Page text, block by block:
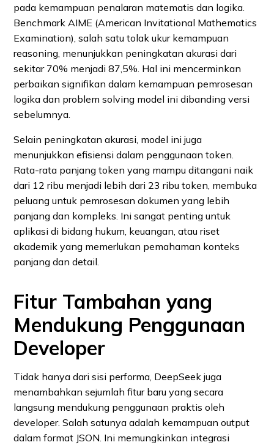
pada kemampuan penalaran matematis dan logika.
Benchmark AIME (American Invitational Mathematics
Examination), salah satu tolak ukur kemampuan
reasoning, menunjukkan peningkatan akurasi dari
sekitar 70% menjadi 87,5%. Hal ini mencerminkan
perbaikan signifikan dalam kemampuan pemrosesan
logika dan problem solving model ini dibanding versi
sebelumnya.
Selain peningkatan akurasi, model ini juga
menunjukkan efisiensi dalam penggunaan token.
Rata-rata panjang token yang mampu ditangani naik
dari 12 ribu menjadi lebih dari 23 ribu token, membuka
peluang untuk pemrosesan dokumen yang lebih
panjang dan kompleks. Ini sangat penting untuk
aplikasi di bidang hukum, keuangan, atau riset
akademik yang memerlukan pemahaman konteks
panjang dan detail.
Fitur Tambahan yang
Mendukung Penggunaan
Developer
Tidak hanya dari sisi performa, DeepSeek juga
menambahkan sejumlah fitur baru yang secara
langsung mendukung penggunaan praktis oleh
developer. Salah satunya adalah kemampuan output
dalam format JSON. Ini memungkinkan integrasi